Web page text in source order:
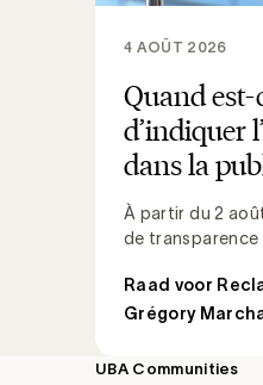
Quand
d’indiquer
dans la
À partir du 2
de transparence
4 AOÛT 2026
Raad voor
Grégory
Footer
UBA Communities